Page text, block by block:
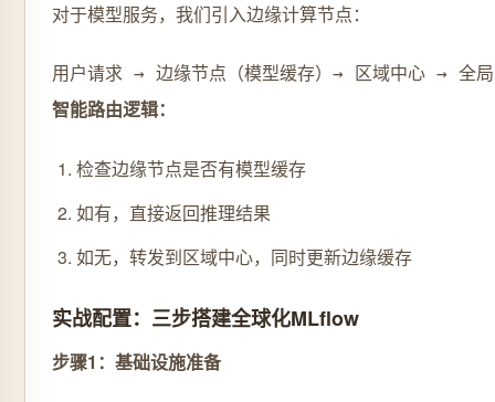
对于模型服务，我们引入边缘计算节点：
用户请求 → 边缘节点（模型缓存）→ 区域中心 → 全
智能路由逻辑：
检查边缘节点是否有模型缓存
如有，直接返回推理结果
如无，转发到区域中心，同时更新边缘缓存
实战配置：三步搭建全球化MLflow
步骤1：基础设施准备